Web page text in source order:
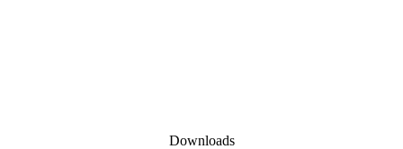
Downloads